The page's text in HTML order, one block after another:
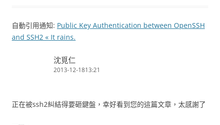
自動引用通知: Public Key Authentication between OpenSSH
and SSH2 « It rains.
沈覓仁
2013-12-1813:21
正在被ssh2糾結得要砸鍵盤，幸好看到您的這篇文章，太感謝了